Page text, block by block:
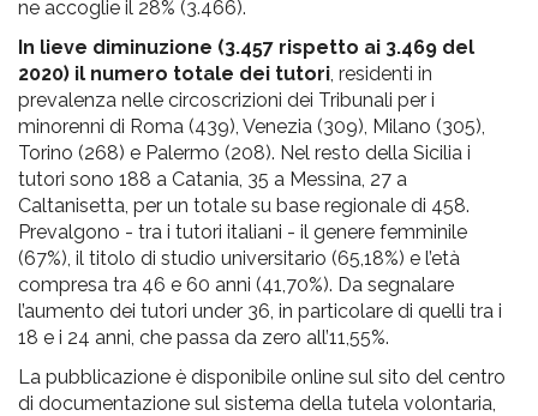
ne accoglie il 28% (3.466).
In lieve diminuzione (3.457 rispetto ai 3.469 del
2020) il numero totale dei tutori , residenti in
prevalenza nelle circoscrizioni dei Tribunali per i
minorenni di Roma (439), Venezia (309), Milano (305),
Torino (268) e Palermo (208). Nel resto della Sicilia i
tutori sono 188 a Catania, 35 a Messina, 27 a
Caltanisetta, per un totale su base regionale di 458.
Prevalgono - tra i tutori italiani - il genere femminile
(67%), il titolo di studio universitario (65,18%) e l’età
compresa tra 46 e 60 anni (41,70%). Da segnalare
l’aumento dei tutori under 36, in particolare di quelli tra i
18 e i 24 anni, che passa da zero all’11,55%.
La pubblicazione è disponibile online sul sito del centro
di documentazione sul sistema della tutela volontaria,